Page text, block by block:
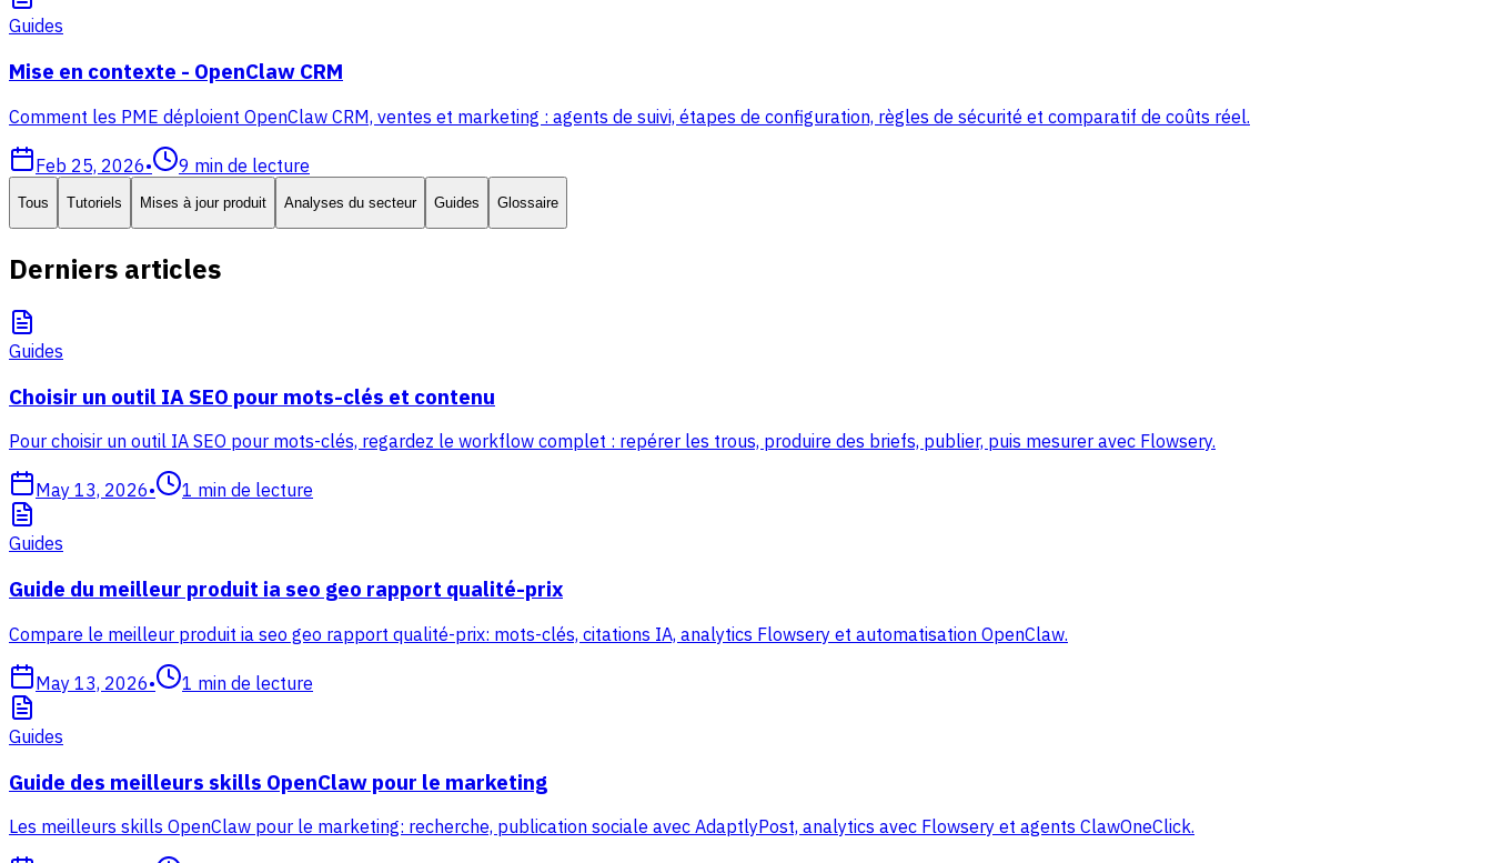
Guides
Mise en contexte - OpenClaw CRM
Comment les PME déploient OpenClaw CRM, ventes et marketing : agents de suivi, étapes de configuration, règles de sécurité et comparatif de coûts réel.
Feb 25, 2026• 9 min de lecture
Tous Tutoriels Mises à jour produit Analyses du secteur Guides Glossaire
Derniers articles
Guides
Choisir un outil IA SEO pour mots-clés et contenu
Pour choisir un outil IA SEO pour mots-clés, regardez le workflow complet : repérer les trous, produire des briefs, publier, puis mesurer avec Flowsery.
May 13, 2026• 1 min de lecture
Guides
Guide du meilleur produit ia seo geo rapport qualité-prix
Compare le meilleur produit ia seo geo rapport qualité-prix: mots-clés, citations IA, analytics Flowsery et automatisation OpenClaw.
May 13, 2026• 1 min de lecture
Guides
Guide des meilleurs skills OpenClaw pour le marketing
Les meilleurs skills OpenClaw pour le marketing: recherche, publication sociale avec AdaptlyPost, analytics avec Flowsery et agents ClawOneClick.